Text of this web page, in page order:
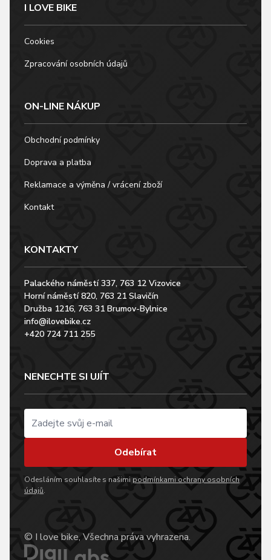
I LOVE BIKE
Cookies
Zpracování osobních údajů
ON-LINE NÁKUP
Obchodní podmínky
Doprava a platba
Reklamace a výměna / vrácení zboží
Kontakt
KONTAKTY
Palackého náměstí 337, 763 12 Vizovice
Horní náměstí 820, 763 21 Slavičín
Družba 1216, 763 31 Brumov-Bylnice
info@ilovebike.cz
+420 724 711 255
NENECHTE SI UJÍT
Odebírat
Odesláním souhlasíte s našimi podmínkami ochrany osobních
údajů.
© I love bike, Všechna práva vyhrazena.